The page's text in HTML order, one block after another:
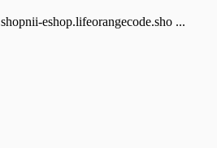
eshop.lifeorangecode.sho ...